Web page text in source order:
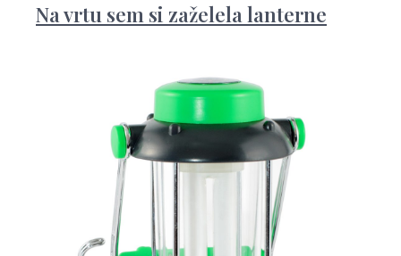
Na vrtu sem si zaželela lanterne